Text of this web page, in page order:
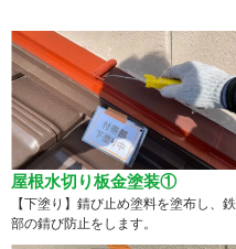
屋根水切り板金塗装①
【下塗り】錆び止め塗料を塗布し、鉄
部の錆び防止をします。